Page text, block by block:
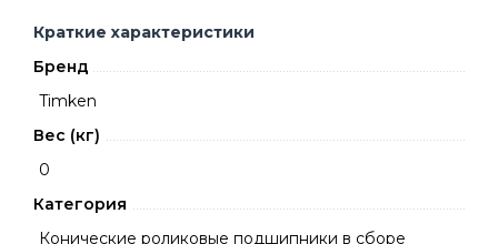
Краткие характеристики
Бренд
Timken
Вес (кг)
0
Категория
Конические роликовые подшипники в сборе